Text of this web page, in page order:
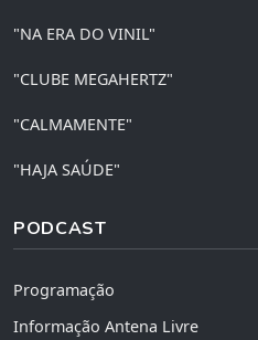
"NA ERA DO VINIL"
"CLUBE MEGAHERTZ"
"CALMAMENTE"
"HAJA SAÚDE"
PODCAST
Programação
Informação Antena Livre